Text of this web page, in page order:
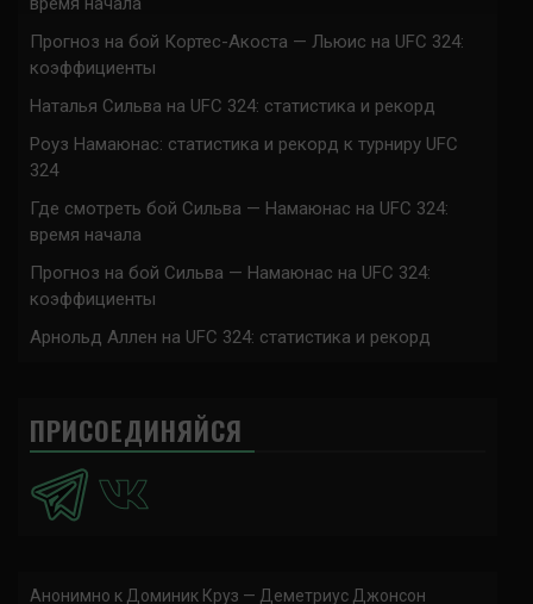
Прогноз на бой Кортес-Акоста — Льюис на UFC 324:
коэффициенты
Наталья Сильва на UFC 324: статистика и рекорд
Роуз Намаюнас: статистика и рекорд к турниру UFC
324
Где смотреть бой Сильва — Намаюнас на UFC 324:
время начала
Прогноз на бой Сильва — Намаюнас на UFC 324:
коэффициенты
Арнольд Аллен на UFC 324: статистика и рекорд
ПРИСОЕДИНЯЙСЯ
Анонимно к Доминик Круз — Деметриус Джонсон